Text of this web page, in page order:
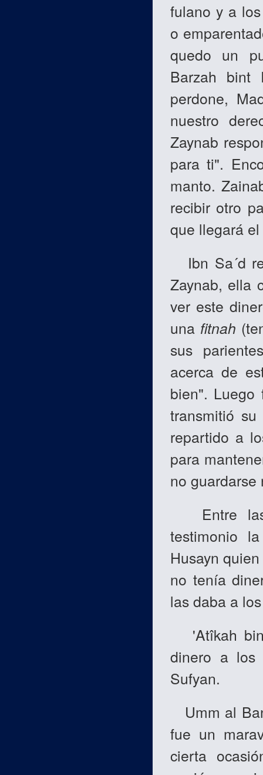
fulano y a
o
quedo un
Barzah
perdone,
nuestro
Zaynab
para ti".
manto.
recibir otro
que llegará
Ibn Sa´d
Zaynab, ella
ver este
una fitnah
sus
acerca de
bien".
transmitió
repartido a
para
no
Entre las
testimonio
Husayn
no tenía
las daba a
'Atîkah
dinero a los
Sufyan.
Umm al
fue un
cierta